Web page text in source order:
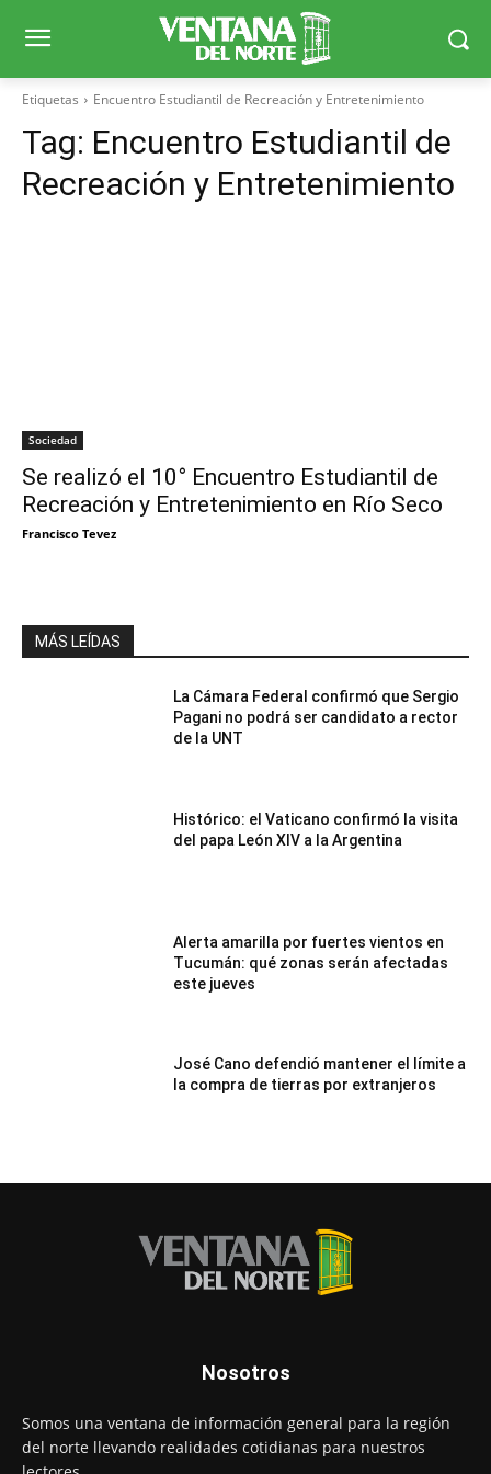
Etiquetas Encuentro Estudiantil de Recreación y Entretenimiento
Tag: Encuentro Estudiantil de
Recreación y Entretenimiento
Sociedad
Se realizó el 10° Encuentro Estudiantil de
Recreación y Entretenimiento en Río Seco
Francisco Tevez
MÁS LEÍDAS
La Cámara Federal confirmó que Sergio
Pagani no podrá ser candidato a rector
de la UNT
Histórico: el Vaticano confirmó la visita
del papa León XIV a la Argentina
Alerta amarilla por fuertes vientos en
Tucumán: qué zonas serán afectadas
este jueves
José Cano defendió mantener el límite a
la compra de tierras por extranjeros
Nosotros
Somos una ventana de información general para la región
del norte llevando realidades cotidianas para nuestros